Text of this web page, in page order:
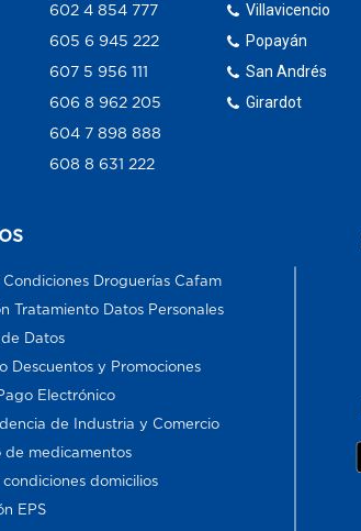
602 4 854 777
605 6 945 222
607 5 956 111
606 8 962 205
604 7 898 888
608 8 631 222
Villavicencio
Popayán
San Andrés
Girardot
Droguerías Cafam
Tratamiento Datos Personales
Datos
Descuentos y Promociones
Electrónico
de Industria y Comercio
de medicamentos
domicilios
EPS